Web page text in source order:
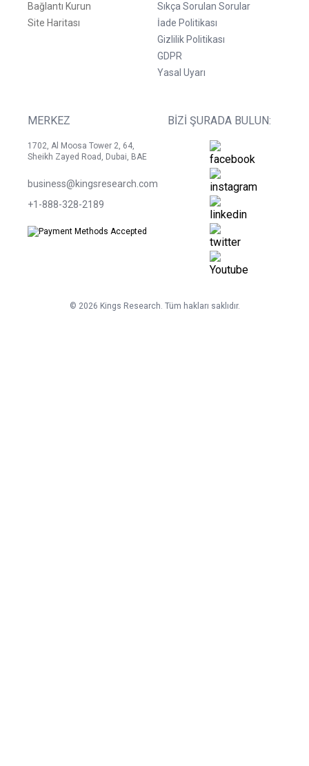
Bağlantı Kurun
Site Haritası
Sıkça Sorulan Sorular
İade Politikası
Gizlilik Politikası
GDPR
Yasal Uyarı
MERKEZ
1702, Al Moosa Tower 2, 64,
Sheikh Zayed Road, Dubai, BAE
business@kingsresearch.com
+1-888-328-2189
BIZI ŞURADA BULUN:
© 2026 Kings Research. Tüm hakları saklıdır.